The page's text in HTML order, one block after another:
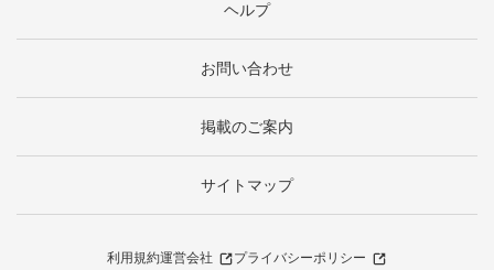
ヘルプ
お問い合わせ
掲載のご案内
サイトマップ
利用規約運営会社
プライバシーポリシー